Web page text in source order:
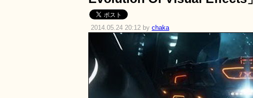
2014.05.24 20:12 by chaka